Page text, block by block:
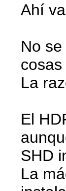
Ahí
No
La
El
SHD
La